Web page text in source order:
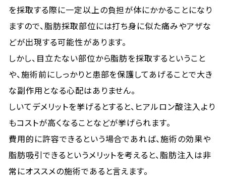
を採取する際に一定以上の負担が体にかかることになり
ますので、脂肪採取部位には打ち身に似た痛みやアザな
どが出現する可能性があります。
しかし、目立たない部位から脂肪を採取するということ
や、施術前にしっかりと患部を保護してあげることで大き
な副作用となる心配はありません。
しいてデメリットを挙げるとすると、ヒアルロン酸注入より
もコストが高くなることなどが挙げられます。
費用的に許容できるという場合であれば、施術の効果や
脂肪吸引できるというメリットを考えると、脂肪注入は非
常にオススメの施術であると言えます。